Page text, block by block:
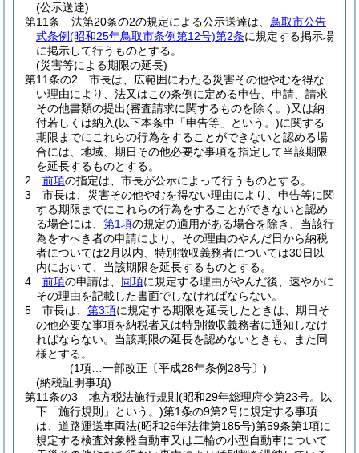
(公示送達)
第11条
法第20条の2の規定による公示送達は、 鳥取市公告
式条例(昭和25年鳥取市条例第12号)第2条に規定する掲示場
に掲示して行うものとする。
(災害等による期限の延長)
第11条の2
市長は、広範囲にわたる災害その他やむを得な
い理由により、法又はこの条例に定める申告、申請、請求
その他書類の提出(審査請求に関するものを除く。)又は納
付若しくは納入(以下本条中「申告等」という。)に関する
期限までにこれらの行為をすることができないと認める場
合には、地域、期日その他必要な事項を指定して当該期限
を延長するものとする。
2
前項の指定は、市長が公示によって行うものとする。
3
市長は、災害その他やむを得ない理由により、申告等に関
する期限までにこれらの行為をすることができないと認め
る場合には、 第1項の規定の適用がある場合を除き、当該行
為をすべき者の申請により、その理由のやんだ日から納税
者については2月以内、特別徴収義務者については30日以
内において、当該期限を延長するものとする。
4
前項の申請は、 同項に規定する理由がやんだ後、速やかに
その理由を記載した書面でしなければならない。
5
市長は、 第3項に規定する期限を延長したときは、期日そ
の他必要な事項を納税者又は特別徴収義務者に通知しなけ
ればならない。 当該期限の延長を認めないときも、また同
様とする。
(1項…一部改正〔平成28年条例28号〕)
(納税証明事項)
第11条の3
地方税法施行規則 (昭和29年総理府令第23号。以
下「施行規則」という。)第1条の9第2号に規定する事項
は、道路運送車両法(昭和26年法律第185号)第59条第1項に
規定する検査対象軽自動車又は二輪の小型自動車について